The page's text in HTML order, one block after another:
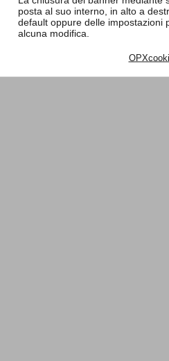
posta al suo interno, in alto a
default oppure delle impostazioni
alcuna modifica.